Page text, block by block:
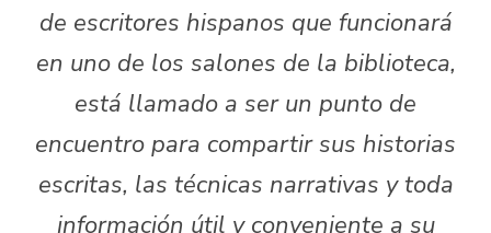
de escritores hispanos que funcionará
en uno de los salones de la biblioteca,
está llamado a ser un punto de
encuentro para compartir sus historias
escritas, las técnicas narrativas y toda
información útil y conveniente a su